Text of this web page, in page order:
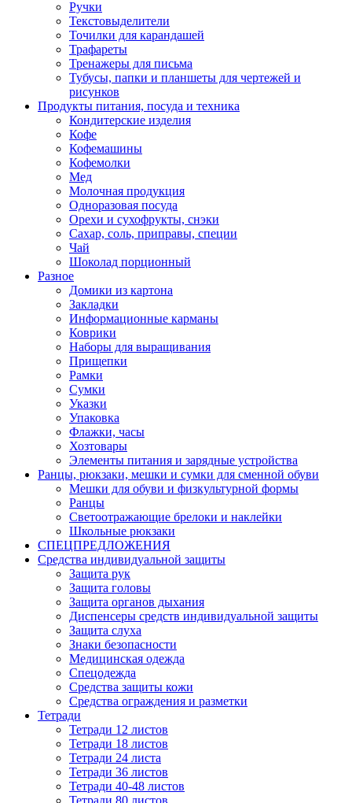
Ручки
Текстовыделители
Точилки для карандашей
Трафареты
Тренажеры для письма
Тубусы, папки и планшеты для чертежей и
рисунков
Продукты питания, посуда и техника
Кондитерские изделия
Кофе
Кофемашины
Кофемолки
Мед
Молочная продукция
Одноразовая посуда
Орехи и сухофрукты, снэки
Сахар, соль, приправы, специи
Чай
Шоколад порционный
Разное
Домики из картона
Закладки
Информационные карманы
Коврики
Наборы для выращивания
Прищепки
Рамки
Сумки
Указки
Упаковка
Флажки, часы
Хозтовары
Элементы питания и зарядные устройства
Ранцы, рюкзаки, мешки и сумки для сменной обуви
Мешки для обуви и физкультурной формы
Ранцы
Светоотражающие брелоки и наклейки
Школьные рюкзаки
СПЕЦПРЕДЛОЖЕНИЯ
Средства индивидуальной защиты
Защита рук
Защита головы
Защита органов дыхания
Диспенсеры средств индивидуальной защиты
Защита слуха
Знаки безопасности
Медицинская одежда
Спецодежда
Средства защиты кожи
Средства ограждения и разметки
Тетради
Тетради 12 листов
Тетради 18 листов
Тетради 24 листа
Тетради 36 листов
Тетради 40-48 листов
Тетради 80 листов